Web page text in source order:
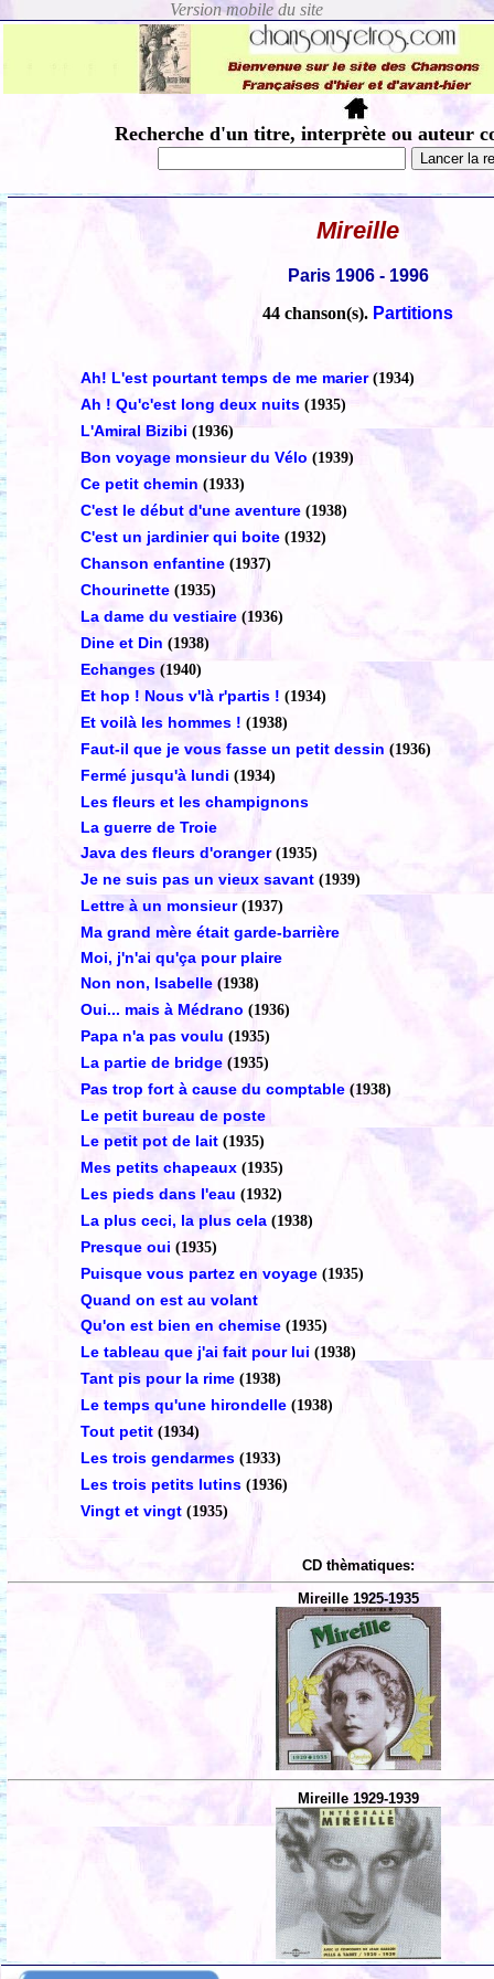
Recherche d'un titre, interprète ou auteur
Mireille
Paris 1906 - 1996
44 chanson(s). Partitions
Ah! L'est pourtant temps de me marier (1934)
Ah ! Qu'c'est long deux nuits (1935)
L'Amiral Bizibi (1936)
Bon voyage monsieur du Vélo (1939)
Ce petit chemin (1933)
C'est le début d'une aventure (1938)
C'est un jardinier qui boite (1932)
Chanson enfantine (1937)
Chourinette (1935)
La dame du vestiaire (1936)
Dine et Din (1938)
Echanges (1940)
Et hop ! Nous v'là r'partis ! (1934)
Et voilà les hommes ! (1938)
Faut-il que je vous fasse un petit dessin (1936)
Fermé jusqu'à lundi (1934)
Les fleurs et les champignons
La guerre de Troie
Java des fleurs d'oranger (1935)
Je ne suis pas un vieux savant (1939)
Lettre à un monsieur (1937)
Ma grand mère était garde-barrière
Moi, j'n'ai qu'ça pour plaire
Non non, Isabelle (1938)
Oui... mais à Médrano (1936)
Papa n'a pas voulu (1935)
La partie de bridge (1935)
Pas trop fort à cause du comptable (1938)
Le petit bureau de poste
Le petit pot de lait (1935)
Mes petits chapeaux (1935)
Les pieds dans l'eau (1932)
La plus ceci, la plus cela (1938)
Presque oui (1935)
Puisque vous partez en voyage (1935)
Quand on est au volant
Qu'on est bien en chemise (1935)
Le tableau que j'ai fait pour lui (1938)
Tant pis pour la rime (1938)
Le temps qu'une hirondelle (1938)
Tout petit (1934)
Les trois gendarmes (1933)
Les trois petits lutins (1936)
Vingt et vingt (1935)
CD thèmatiques:
Mireille 1925-1935
Mireille 1929-1939